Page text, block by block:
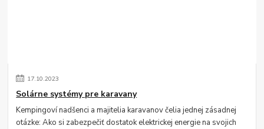
17.10.2023
Solárne systémy pre karavany
Kempingoví nadšenci a majitelia karavanov čelia jednej zásadnej
otázke: Ako si zabezpečiť dostatok elektrickej energie na svojich